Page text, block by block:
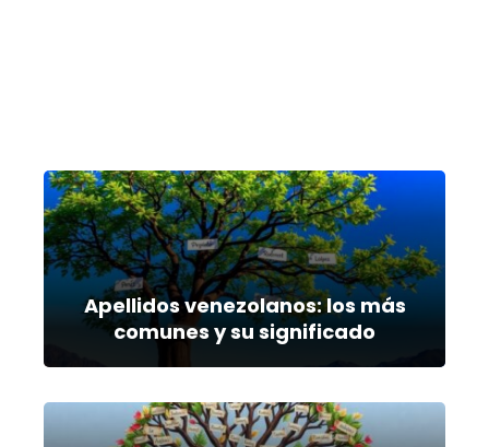
Apellidos venezolanos: los más
comunes y su significado